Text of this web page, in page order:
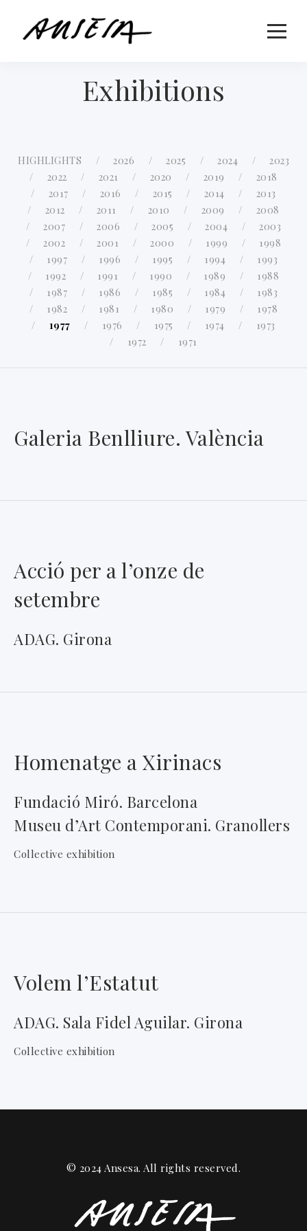
Exhibitions
HIGHLIGHTS 2026 2025 2024
2023
2022
2021 2020 2019
2018
2017
2016 2015 2014
2013
2012
2011 2010 2009
2008
2007
2006 2005 2004
2003
2002
2001 2000 1999
1998
1997
1996 1995 1994
1993
1992
1991 1990 1989
1988
1987
1986 1985 1984
1983
1982
1981 1980 1979
1978
1977
1976 1975 1974
1973
1972
1971
Galeria Benlliure. València
Acció per a l’onze de
setembre
ADAG. Girona
Homenatge a Xirinacs
Fundació Miró. Barcelona
Museu d’Art Contemporani. Granollers
Collective exhibition
Volem l’Estatut
ADAG. Sala Fidel Aguilar. Girona
Collective exhibition
© 2024 Ansesa. All rights reserved.